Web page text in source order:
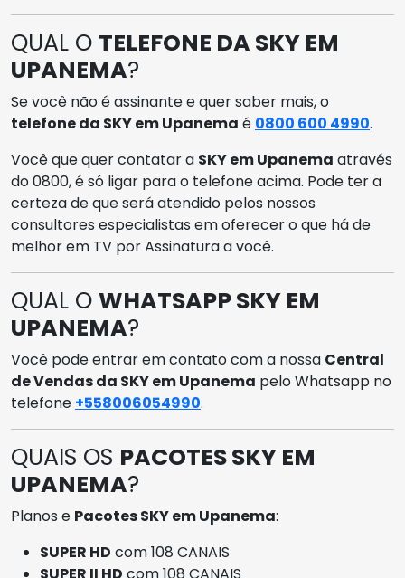
QUAL O TELEFONE DA SKY EM
UPANEMA?
Se você não é assinante e quer saber mais, o
telefone da SKY em Upanema é 0800 600 4990.
Você que quer contatar a SKY em Upanema através
do 0800, é só ligar para o telefone acima. Pode ter a
certeza de que será atendido pelos nossos
consultores especialistas em oferecer o que há de
melhor em TV por Assinatura a você.
QUAL O WHATSAPP SKY EM
UPANEMA?
Você pode entrar em contato com a nossa Central
de Vendas da SKY em Upanema pelo Whatsapp no
telefone +558006054990.
QUAIS OS PACOTES SKY EM
UPANEMA?
Planos e Pacotes SKY em Upanema:
SUPER HD com 108 CANAIS
SUPER II HD com 108 CANAIS